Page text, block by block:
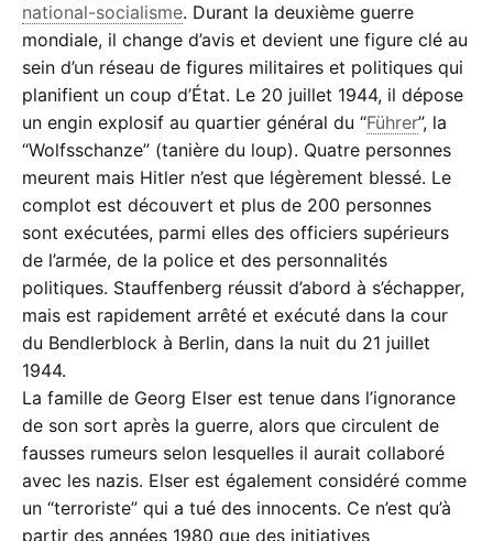
national-socialisme. Durant la deuxième guerre
mondiale, il change d’avis et devient une figure clé au
sein d’un réseau de figures militaires et politiques qui
planifient un coup d’État. Le 20 juillet 1944, il dépose
un engin explosif au quartier général du “Führer”, la
“Wolfsschanze” (tanière du loup). Quatre personnes
meurent mais Hitler n’est que légèrement blessé. Le
complot est découvert et plus de 200 personnes
sont exécutées, parmi elles des officiers supérieurs
de l’armée, de la police et des personnalités
politiques. Stauffenberg réussit d’abord à s’échapper,
mais est rapidement arrêté et exécuté dans la cour
du Bendlerblock à Berlin, dans la nuit du 21 juillet
1944.
La famille de Georg Elser est tenue dans l’ignorance
de son sort après la guerre, alors que circulent de
fausses rumeurs selon lesquelles il aurait collaboré
avec les nazis. Elser est également considéré comme
un “terroriste” qui a tué des innocents. Ce n’est qu’à
partir des années 1980 que des initiatives